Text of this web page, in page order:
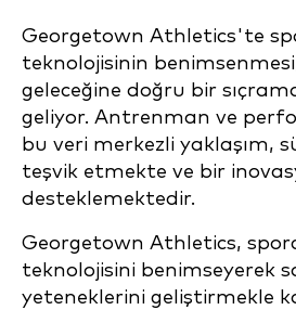
Georgetown Athletics'te
teknolojisinin
geleceğine doğru bir
geliyor. Antrenman ve
bu veri merkezli yaklaşım,
teşvik etmekte ve bir
desteklemektedir.
Georgetown Athletics,
teknolojisini benimseyerek
yeteneklerini geliştirmekle